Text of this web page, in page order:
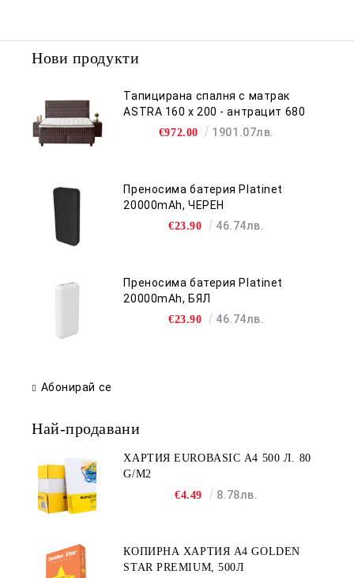
Нови продукти
Тапицирана спалня с матрак
ASTRA 160 x 200 - антрацит 680
€972.00 1901.07лв.
Преносима батерия Platinet
20000mAh, ЧЕРЕН
€23.90 46.74лв.
Преносима батерия Platinet
20000mAh, БЯЛ
€23.90 46.74лв.
Абонирай се
Най-продавани
ХАРТИЯ EUROBASIC А4 500 Л. 80
G/M2
€4.49
8.78лв.
КОПИРНА ХАРТИЯ A4 GOLDEN
STAR PREMIUM, 500Л